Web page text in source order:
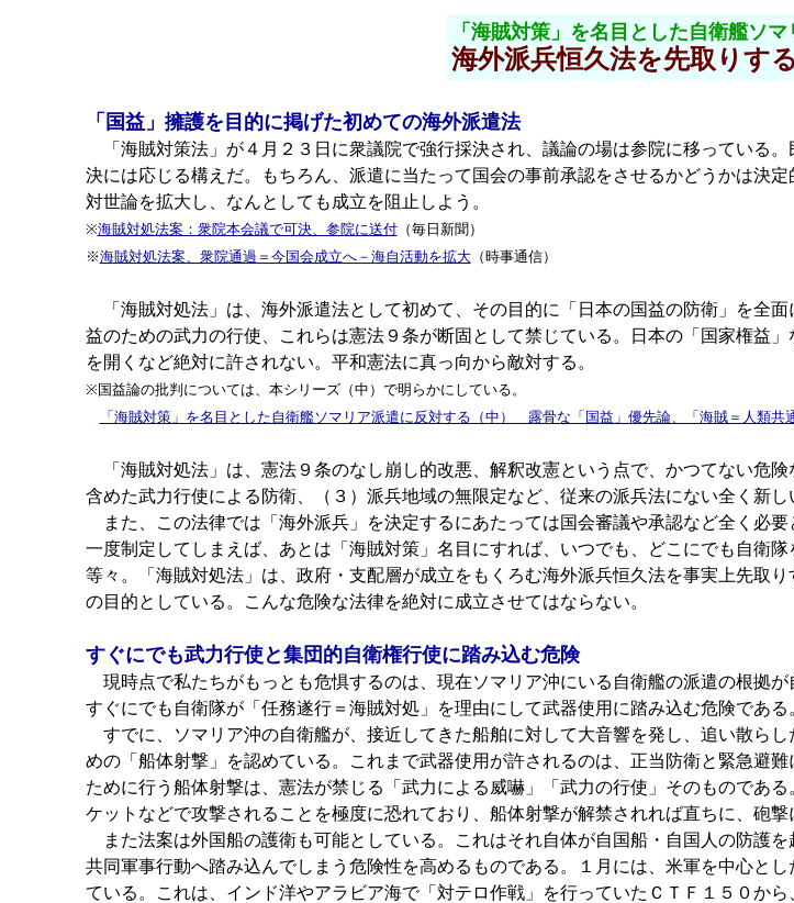
「海賊対策」を名目とした自衛艦ソ
海外派兵恒久法を先取りす
「国益」擁護を目的に掲げた初めての海外派遣法
「海賊対策法」が４月２３日に衆議院で強行採決され、議論の場は参院に移っている
決には応じる構えだ。もちろん、派遣に当たって国会の事前承認をさせるかどうかは決
対世論を拡大し、なんとしても成立を阻止しよう。
※海賊対処法案：衆院本会議で可決、参院に送付（毎日新聞）
※海賊対処法案、衆院通過＝今国会成立へ－海自活動を拡大（時事通信）
「海賊対処法」は、海外派遣法として初めて、その目的に「日本の国益の防衛」を全
益のための武力の行使、これらは憲法９条が断固として禁じている。日本の「国家権益
を開くなど絶対に許されない。平和憲法に真っ向から敵対する。
※国益論の批判については、本シリーズ（中）で明らかにしている。
「海賊対策」を名目とした自衛艦ソマリア派遣に反対する（中） 露骨な「国益」優先論、「海賊＝人類共
「海賊対処法」は、憲法９条のなし崩し的改悪、解釈改憲という点で、かつてない危
含めた武力行使による防衛、（３）派兵地域の無限定など、従来の派兵法にない全く新し
また、この法律では「海外派兵」を決定するにあたっては国会審議や承認など全く必
一度制定してしまえば、あとは「海賊対策」名目にすれば、いつでも、どこにでも自衛
等々。「海賊対処法」は、政府・支配層が成立をもくろむ海外派兵恒久法を事実上先取
の目的としている。こんな危険な法律を絶対に成立させてはならない。
すぐにでも武力行使と集団的自衛権行使に踏み込む危険
現時点で私たちがもっとも危惧するのは、現在ソマリア沖にいる自衛艦の派遣の根拠
すぐにでも自衛隊が「任務遂行＝海賊対処」を理由にして武器使用に踏み込む危険であ
すでに、ソマリア沖の自衛艦が、接近してきた船舶に対して大音響を発し、追い散ら
めの「船体射撃」を認めている。これまで武器使用が許されるのは、正当防衛と緊急避
ために行う船体射撃は、憲法が禁じる「武力による威嚇」「武力の行使」そのものであ
ケットなどで攻撃されることを極度に恐れており、船体射撃が解禁されれば直ちに、砲
また法案は外国船の護衛も可能としている。これはそれ自体が自国船・自国人の防護
共同軍事行動へ踏み込んでしまう危険性を高めるものである。１月には、米軍を中心と
ている。これは、インド洋やアラビア海で「対テロ作戦」を行っていたＣＴＦ１５０か